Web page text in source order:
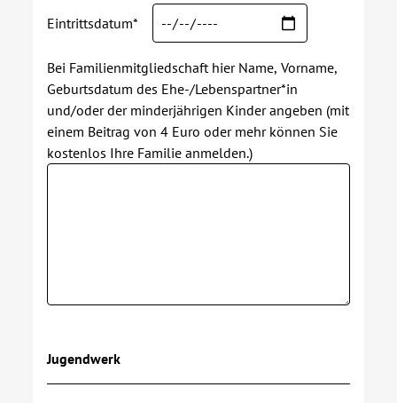
Eintrittsdatum*
Bei Familienmitgliedschaft hier Name, Vorname,
Geburtsdatum des Ehe-/Lebenspartner*in
und/oder der minderjährigen Kinder angeben (mit
einem Beitrag von 4 Euro oder mehr können Sie
kostenlos Ihre Familie anmelden.)
Jugendwerk